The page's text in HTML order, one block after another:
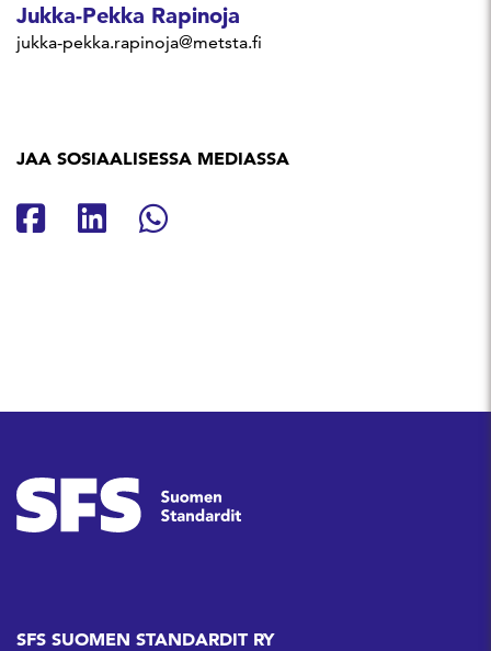
Jukka-Pekka Rapinoja
jukka-pekka.rapinoja@metsta.fi
JAA SOSIAALISESSA MEDIASSA
Jaa Facebookissa
Jaa Linkedinissä
Jaa Whatsappissa
SFS SUOMEN STANDARDIT RY